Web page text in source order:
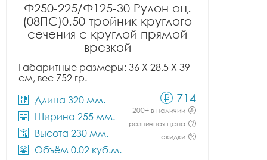
Ф250-225/Ф125-30 Рулон оц.
(08ПС)0.50 тройник круглого
сечения с круглой прямой
врезкой
Габаритные размеры: 36 X 28.5 X 39
см, вес 752 гр.
Длина 320 мм.
Ширина 255 мм.
Высота 230 мм.
Объём 0.02 куб.м.
714
200+ в наличии
розничная цена
скидки